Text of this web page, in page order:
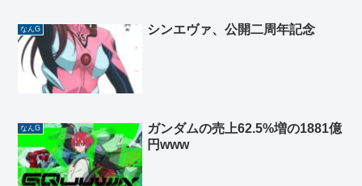
なんG シンエヴァ、公開二周年記念
なんG
ガンダムの売上62.5%増の1881億
円www